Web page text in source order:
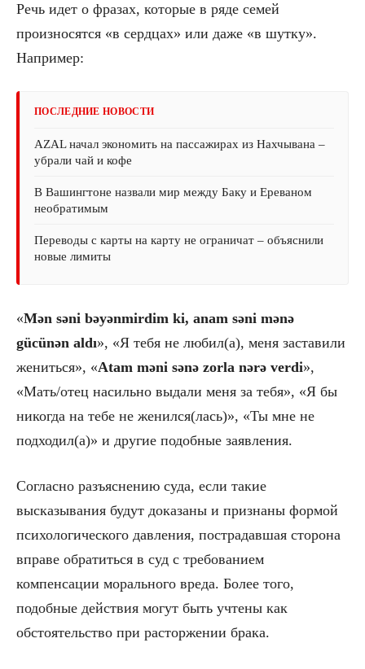
Речь идет о фразах, которые в ряде семей
произносятся «в сердцах» или даже «в шутку».
Например:
ПОСЛЕДНИЕ НОВОСТИ
AZAL начал экономить на пассажирах из Нахчывана –
убрали чай и кофе
В Вашингтоне назвали мир между Баку и Ереваном
необратимым
Переводы с карты на карту не ограничат – объяснили
новые лимиты
«Mən səni bəyənmirdim ki, anam səni mənə
gücünən aldı», «Я тебя не любил(а), меня заставили
жениться», «Atam məni sənə zorla nərə verdi»,
«Мать/отец насильно выдали меня за тебя», «Я бы
никогда на тебе не женился(лась)», «Ты мне не
подходил(а)» и другие подобные заявления.
Согласно разъяснению суда, если такие
высказывания будут доказаны и признаны формой
психологического давления, пострадавшая сторона
вправе обратиться в суд с требованием
компенсации морального вреда. Более того,
подобные действия могут быть учтены как
обстоятельство при расторжении брака.